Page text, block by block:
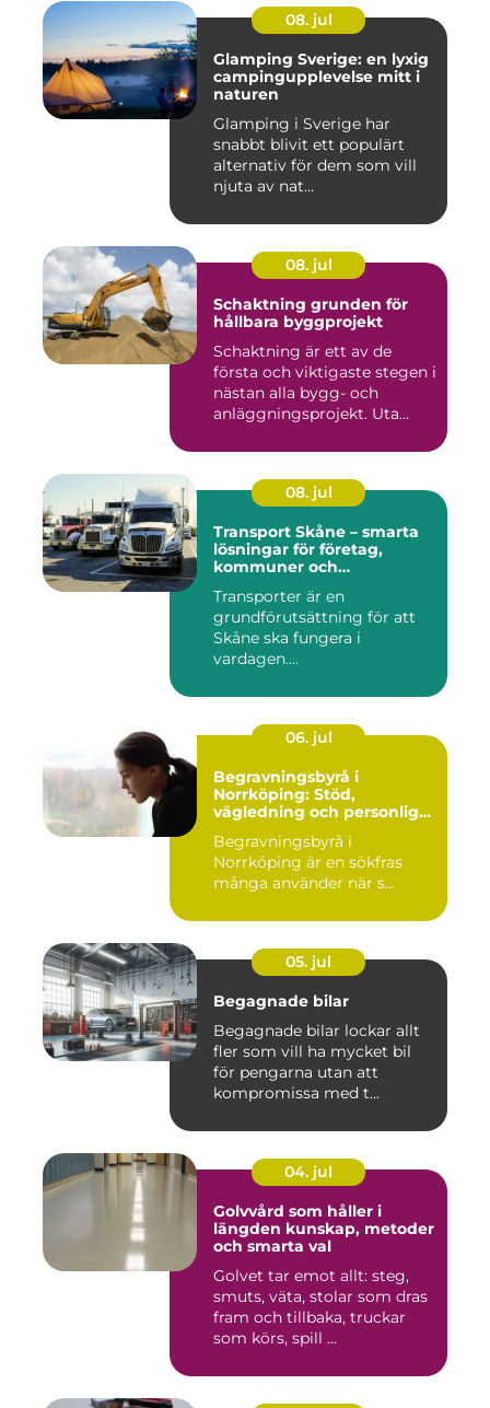
08. jul
Glamping Sverige: en lyxig
campingupplevelse mitt i
naturen
Glamping i Sverige har
snabbt blivit ett populärt
alternativ för dem som vill
njuta av nat...
08. jul
Schaktning grunden för
hållbara byggprojekt
Schaktning är ett av de
första och viktigaste stegen i
nästan alla bygg- och
anläggningsprojekt. Uta...
08. jul
Transport Skåne – smarta
lösningar för företag,
kommuner och
Transporter är en
grundförutsättning för att
Skåne ska fungera i
vardagen....
06. jul
Begravningsbyrå i
Norrköping: Stöd,
vägledning och personliga
Begravningsbyrå i
Norrköping är en sökfras
många använder när s...
05. jul
Begagnade bilar
Begagnade bilar lockar allt
fler som vill ha mycket bil
för pengarna utan att
kompromissa med t...
04. jul
Golvvård som håller i
längden kunskap, metoder
och smarta val
Golvet tar emot allt: steg,
smuts, väta, stolar som dras
fram och tillbaka, truckar
som körs, spill ...